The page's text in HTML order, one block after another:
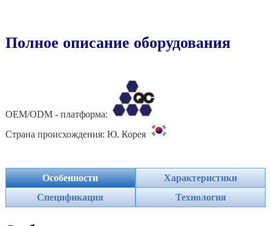
OEM/ODM - платформа:
Страна происхождения: Ю. Корея
Особенности
Характеристики
Спецификация
Технология